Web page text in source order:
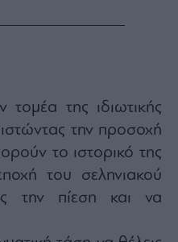
τομέα της ιδιωτικής
την προσοχή
το ιστορικό της
του σεληνιακού
την πίεση και να